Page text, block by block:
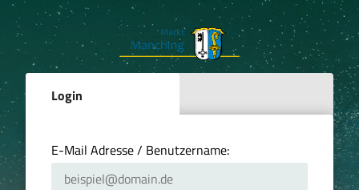
Login
E-Mail Adresse / Benutzername: